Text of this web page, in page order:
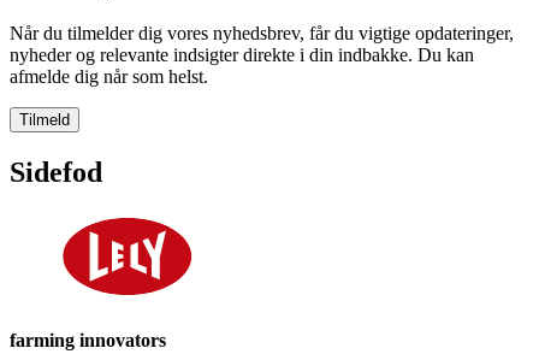
Når du tilmelder dig vores nyhedsbrev, får du vigtige opdateringer,
nyheder og relevante indsigter direkte i din indbakke. Du kan
afmelde dig når som helst.
Tilmeld
Sidefod
farming innovators